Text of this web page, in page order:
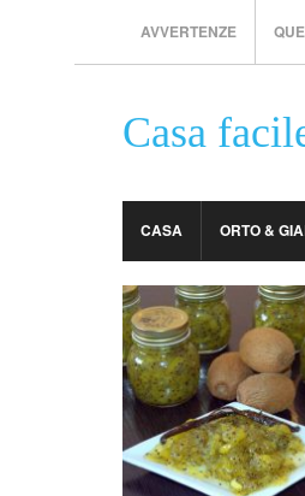
AVVERTENZE
Casa
CASA ORTO &